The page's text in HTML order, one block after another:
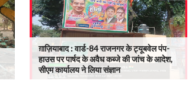
ग़ाज़ियाबाद : वार्ड-84 राजनगर के ट्यूबवेल पंप-
हाउस पर पार्षद के अवैध कब्जे की जांच के आदेश,
सीएम कार्यालय ने लिया संज्ञान